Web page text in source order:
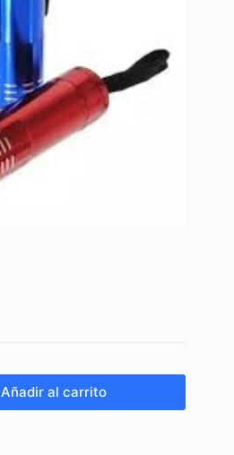
Añadir al carrito